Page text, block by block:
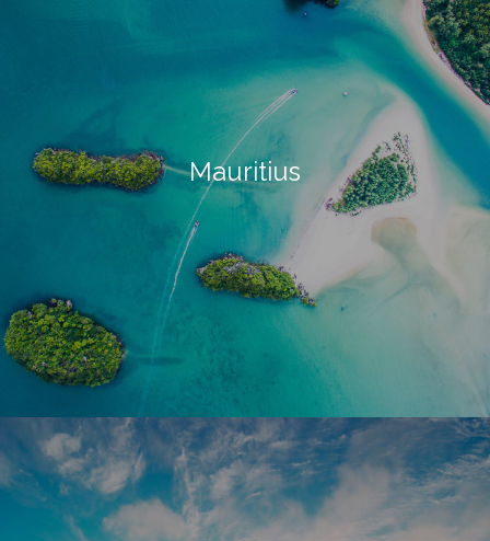
Mauritius